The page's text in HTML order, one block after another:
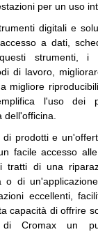
per un uso
digitali e
a dati,
strumenti, i
di lavoro,
migliore
l'uso dei
dell'officina.
prodotti e
facile accesso
tratti di una
o di
eccellenti,
capacità di offrire
Cromax un